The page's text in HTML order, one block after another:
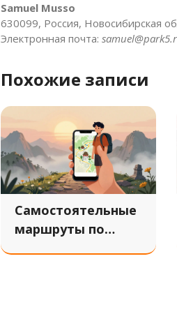
Samuel Musso
630099, Россия, Новосибирская
Электронная почта:
Похожие записи
Самостоятельные
маршруты по